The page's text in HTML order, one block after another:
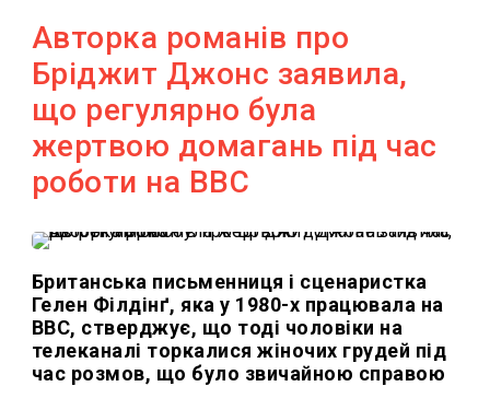
Авторка романів про
Бріджит Джонс заявила,
що регулярно була
жертвою домагань під час
роботи на BBC
Британська письменниця і сценаристка
Гелен Філдінґ, яка у 1980-х працювала на
BBC, стверджує, що тоді чоловіки на
телеканалі торкалися жіночих грудей під
час розмов, що було звичайною справою